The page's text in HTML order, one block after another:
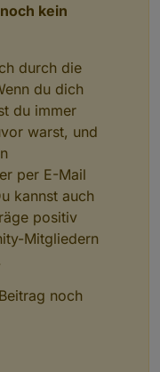
kein
durch die
du dich
du immer
warst, und
per E-Mail
kannst auch
positiv
Mitgliedern
noch